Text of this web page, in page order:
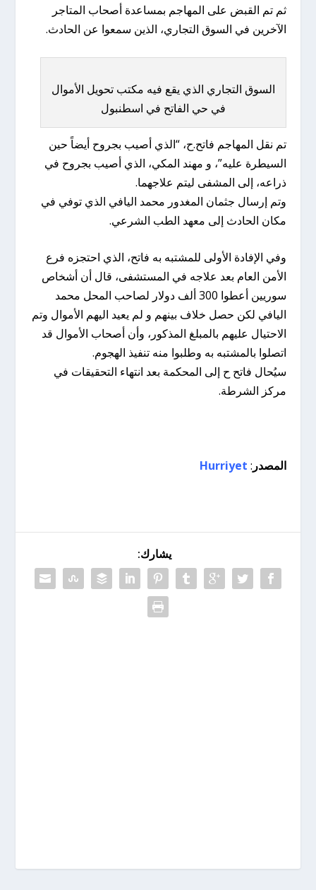
ثم تم القبض على المهاجم بمساعدة أصحاب المتاجر
الآخرين في السوق التجاري، الذين سمعوا عن الحادث.
السوق التجاري الذي يقع فيه مكتب تحويل الأموال
في حي الفاتح في اسطنبول
تم نقل المهاجم فاتح.ح، “الذي أصيب بجروح أيضاً حين
السيطرة عليه”، و مهند المكي، الذي أصيب بجروح في
ذراعه، إلى المشفى ليتم علاجهما.
وتم إرسال جثمان المغدور محمد اليافي الذي توفي في
مكان الحادث إلى معهد الطب الشرعي.
وفي الإفادة الأولى للمشتبه به فاتح، الذي احتجزه فرع
الأمن العام بعد علاجه في المستشفى، قال أن أشخاص
سوريين أعطوا 300 ألف دولار لصاحب المحل محمد
اليافي لكن حصل خلاف بينهم و لم يعيد اليهم الأموال وتم
الاحتيال عليهم بالمبلغ المذكور، وأن أصحاب الأموال قد
اتصلوا بالمشتبه به وطلبوا منه تنفيذ الهجوم.
سيُحال فاتح ح إلى المحكمة بعد انتهاء التحقيقات في
مركز الشرطة.
المصدر :
Hurriyet
يشارك: